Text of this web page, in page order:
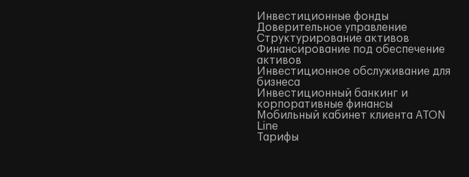
Инвестиционные фонды
Доверительное управление
Структурирование активов
Финансирование под обеспечение
активов
Инвестиционное обслуживание для
бизнеса
Инвестиционный банкинг и
корпоративные финансы
Мобильный кабинет клиента ATON
Line
Тарифы